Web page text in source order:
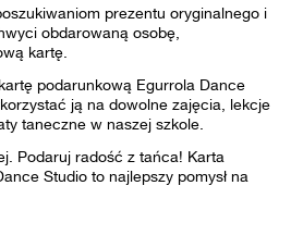
prezentu oryginalnego i
obdarowaną osobę,
kartę.
podarunkową Egurrola Dance
ją na dowolne zajęcia, lekcje
taneczne w naszej szkole.
Podaruj radość z tańca! Karta
Studio to najlepszy pomysł na